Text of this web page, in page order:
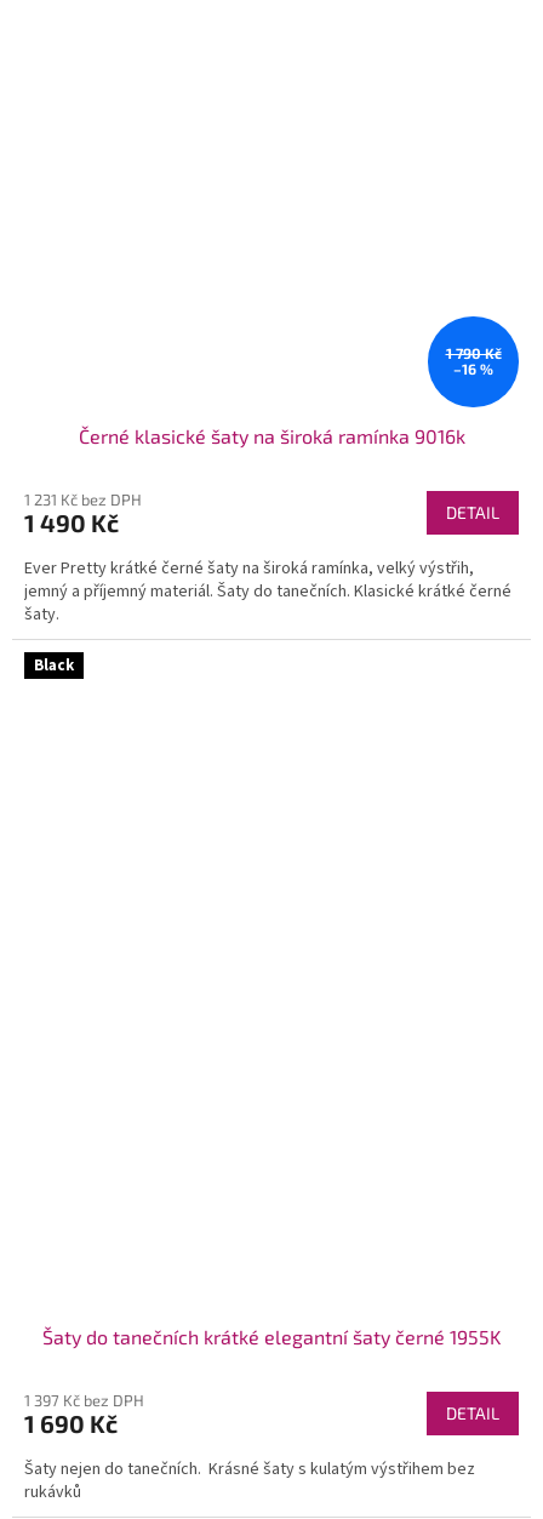
1 790 Kč
–16 %
Černé klasické šaty na široká ramínka 9016k
1 231 Kč bez DPH
1 490 Kč DETAIL
Ever Pretty krátké černé šaty na široká ramínka, velký výstřih,
jemný a příjemný materiál. Šaty do tanečních. Klasické krátké černé
šaty.
Black
Šaty do tanečních krátké elegantní šaty černé 1955K
1 397 Kč bez DPH
1 690 Kč DETAIL
Šaty nejen do tanečních. Krásné šaty s kulatým výstřihem bez
rukávků